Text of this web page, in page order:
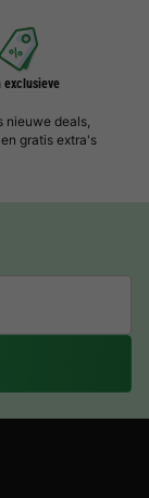
exclusieve
nieuwe deals,
gratis extra's